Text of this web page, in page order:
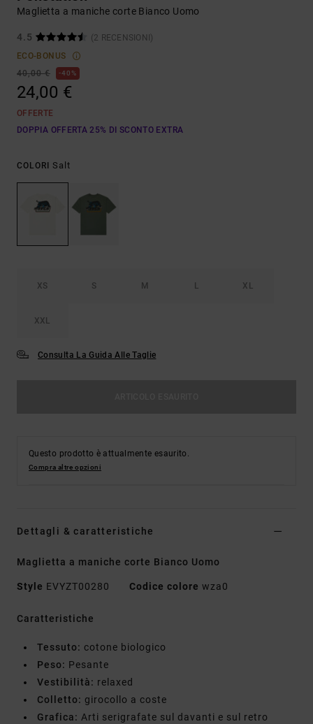
Maglietta a maniche corte Bianco Uomo
4.5
(2 RECENSIONI)
ECO-BONUS
40,00 €
40%
24,00 €
OFFERTE
DOPPIA OFFERTA 25% DI SCONTO EXTRA
COLORI Salt
XS S M L XL
XXL
Consulta La Guida Alle Taglie
Questo prodotto è attualmente esaurito.
Compra altre opzioni
Dettagli & caratteristiche
Maglietta a maniche corte Bianco Uomo
Style EVYZT00280 Codice colore wza0
Caratteristiche
Tessuto: cotone biologico
Peso: Pesante
Vestibilità: relaxed
Colletto: girocollo a coste
Grafica: Arti serigrafate sul davanti e sul retro